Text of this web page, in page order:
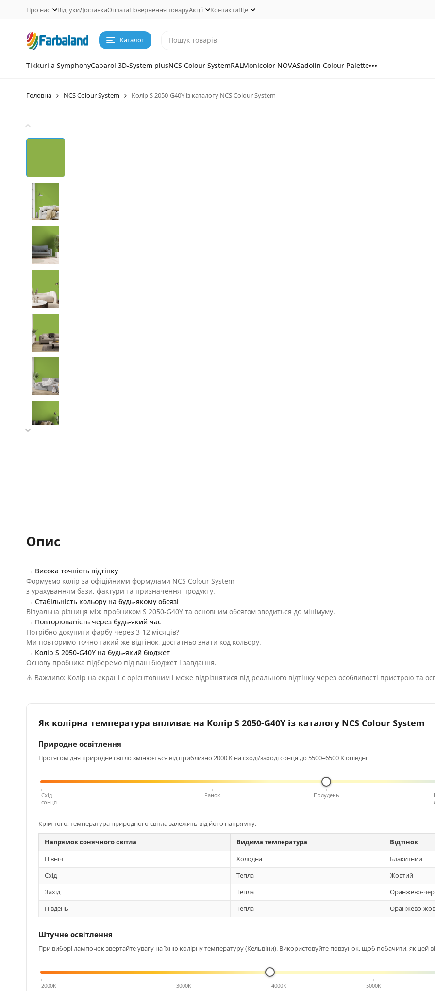
Про нас ВідгукиДоставкаОплатаПовернення товаруАкції КонтактиЩе
Каталог
Tikkurila SymphonyCaparol 3D-System plusNCS Colour SystemRALMonicolor NOVASadolin Colour Palette
Головна NCS Colour System Колір S 2050-G40Y із каталогу NCS Colour System
Опис
→ Висока точність відтінку
Формуємо колір за офіційними формулами NCS Colour System
з урахуванням бази, фактури та призначення продукту.
→ Стабільність кольору на будь-якому обсязі
Візуальна різниця між пробником S 2050-G40Y та основним обсягом зводиться до мінімуму.
→ Повторюваність через будь-який час
Потрібно докупити фарбу через 3-12 місяців?
Ми повторимо точно такий же відтінок, достатньо знати код кольору.
→ Колір S 2050-G40Y на будь-який бюджет
Основу пробника підберемо під ваш бюджет і завдання.
⚠️ Важливо: Колір на екрані є орієнтовним і може відрізнятися від реального відтінку через особливості пристрою та
Як колірна температура впливає на Колір S 2050-G40Y із каталогу NCS Colour System
Природне освітлення
Протягом дня природне світло змінюється від приблизно 2000 K на сході/заході сонця до 5500–6500 K опівдні.
Схід
сонця
Ранок Полудень
Крім того, температура природного світла залежить від його напрямку:
Напрямок сонячного світла Видима температура
Відтінок
Північ
Холодна
Блакитний
Схід
Тепла
Жовтий
Захід
Тепла
Оранжево-
Південь
Тепла Оранжево-
Штучне освітлення
При виборі лампочок звертайте увагу на їхню колірну температуру (Кельвіни). Використовуйте повзунок, щоб побачити, як цей
4000K
2000K 3000K 4000K 5000K